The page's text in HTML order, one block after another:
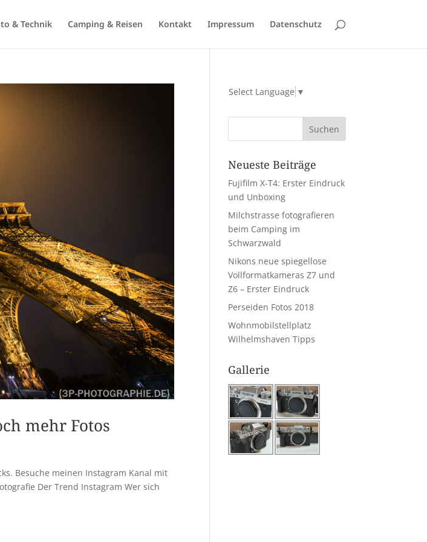
& Technik Camping & Reisen Kontakt Impressum Datenschutz
mehr Fotos
Besuche meinen Instagram Kanal mit
Der Trend Instagram Wer sich
Select Language ▼
Neueste Beiträge
Fujifilm X-T4: Erster Eindruck
und Unboxing
Milchstrasse fotografieren
beim Camping im
Schwarzwald
Nikons neue spiegellose
Vollformatkameras Z7 und
Z6 – Erster Eindruck
Perseiden Fotos 2018
Wohnmobilstellplatz
Wilhelmshaven Tipps
Gallerie